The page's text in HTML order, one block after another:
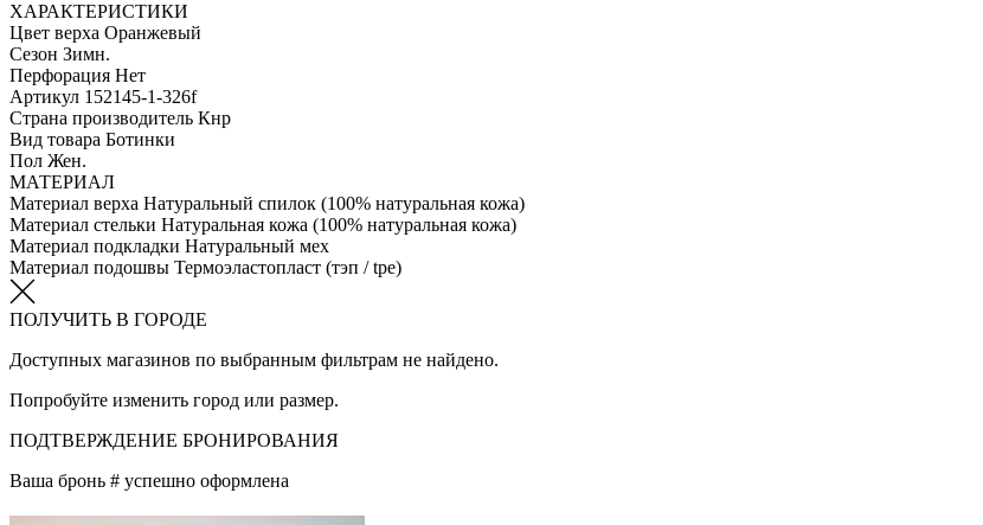
ХАРАКТЕРИСТИКИ
Цвет верха Оранжевый
Сезон Зимн.
Перфорация Нет
Артикул 152145-1-326f
Страна производитель Кнр
Вид товара Ботинки
Пол Жен.
МАТЕРИАЛ
Материал верха Натуральный спилок (100% натуральная кожа)
Материал стельки Натуральная кожа (100% натуральная кожа)
Материал подкладки Натуральный мех
Материал подошвы Термоэластопласт (тэп / tpe)
ПОЛУЧИТЬ В ГОРОДЕ
Доступных магазинов по выбранным фильтрам не найдено.
Попробуйте изменить город или размер.
ПОДТВЕРЖДЕНИЕ БРОНИРОВАНИЯ
Ваша бронь # успешно оформлена